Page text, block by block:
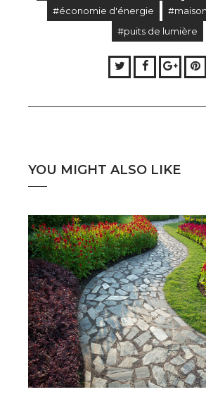
#économie d'énergie
#puits de lumière
TwitterFacebook
YOU MIGHT ALSO LIKE